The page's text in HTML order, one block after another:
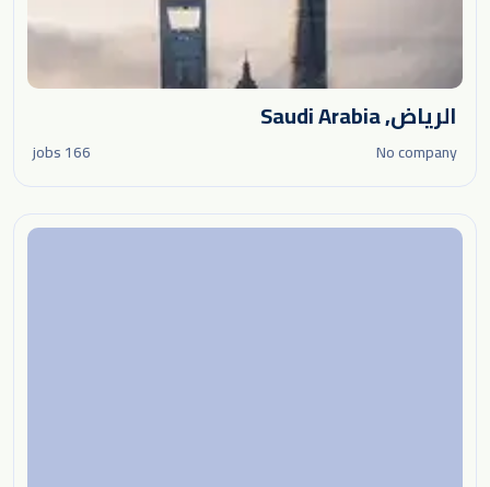
الرياض, Saudi Arabia
No company
166 jobs